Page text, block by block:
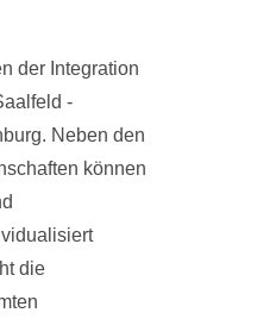
der Integration
-
Neben den
können
die